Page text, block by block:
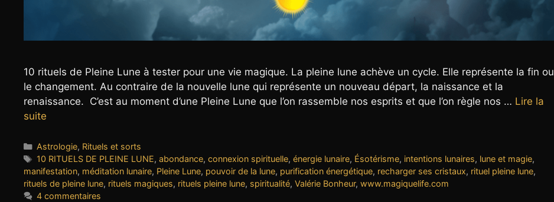
10 rituels de Pleine Lune à tester pour une vie magique. La pleine lune achève un cycle. Elle représente la fin ou
le changement. Au contraire de la nouvelle lune qui représente un nouveau départ, la naissance et la
renaissance. C’est au moment d’une Pleine Lune que l’on rassemble nos esprits et que l’on règle nos … Lire la
suite
Catégories
Astrologie, Rituels et sorts
Étiquettes
10 RITUELS DE PLEINE LUNE, abondance, connexion spirituelle, énergie lunaire, Ésotérisme, intentions lunaires, lune et magie,
manifestation, méditation lunaire, Pleine Lune, pouvoir de la lune, purification énergétique, recharger ses cristaux, rituel pleine lune,
rituels de pleine lune, rituels magiques, rituels pleine lune, spiritualité, Valérie Bonheur, www.magiquelife.com
4 commentaires